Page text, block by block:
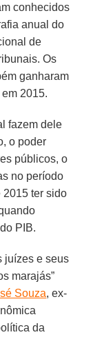
conhecidos
anual do
de
Os
ganharam
2015.
fazem dele
o poder
públicos, o
no período
2015 ter sido
PIB.
juízes e seus
marajás”
Souza, ex-
da